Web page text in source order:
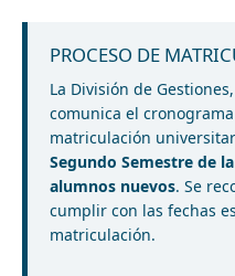
PROCESO DE
La División de
comunica el
matriculación
Segundo Semestre de
alumnos nuevos. Se
cumplir con las fechas
matriculación.